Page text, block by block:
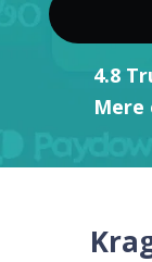
4.8
Mere